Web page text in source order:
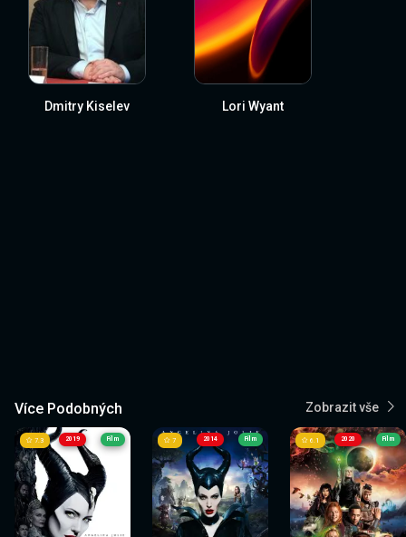
Dmitry Kiselev Lori Wyant
Více Podobných Zobrazit vše
2019
7.3 Film 2014
7 Film 2020
6.1 Film